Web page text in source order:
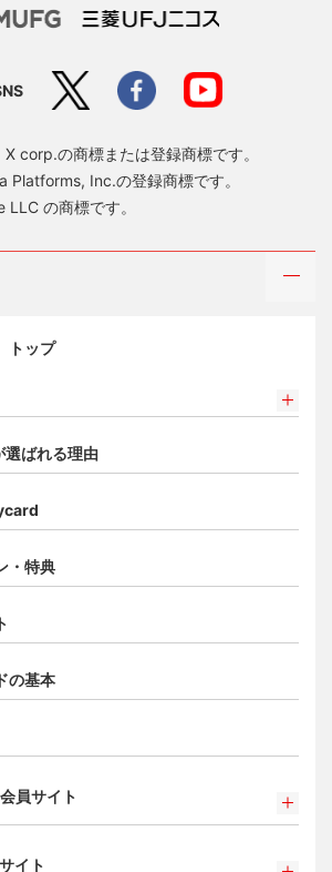
corp.の商標または登録商標です。
Platforms, Inc.の登録商標です。
の商標です。
トップ
ド
・プラチナ・アメリカン・エキスプレ
し込みの流れ
・機能
）カード
サービス（プラスEX会員）
選ばれる理由
・特典
の基本
会員サイト
イト